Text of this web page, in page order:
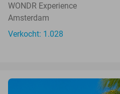
WONDR Experience
Amsterdam
Verkocht: 1.028